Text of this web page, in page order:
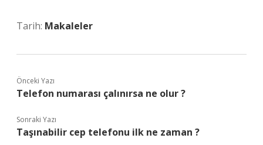
Tarih: Makaleler
Önceki Yazı
Telefon numarası çalınırsa ne olur ?
Sonraki Yazı
Taşınabilir cep telefonu ilk ne zaman ?